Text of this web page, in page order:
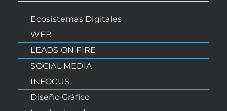
Ecosistemas Digitales
WEB
LEADS ON FIRE
SOCIAL MEDIA
INFOCUS
Diseño Gráfico
INICIO
NOSOTROS